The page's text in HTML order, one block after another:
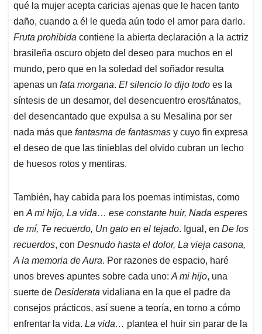
qué la mujer acepta caricias ajenas que le hacen tanto
daño, cuando a él le queda aún todo el amor para darlo.
Fruta prohibida contiene la abierta declaración a la actriz
brasileña oscuro objeto del deseo para muchos en el
mundo, pero que en la soledad del soñador resulta
apenas un fata morgana. El silencio lo dijo todo es la
síntesis de un desamor, del desencuentro eros/tánatos,
del desencantado que expulsa a su Mesalina por ser
nada más que fantasma de fantasmas y cuyo fin expresa
el deseo de que las tinieblas del olvido cubran un lecho
de huesos rotos y mentiras.
También, hay cabida para los poemas intimistas, como
en A mi hijo, La vida… ese constante huir, Nada esperes
de mí, Te recuerdo, Un gato en el tejado. Igual, en De los
recuerdos, con Desnudo hasta el dolor, La vieja casona,
A la memoria de Aura. Por razones de espacio, haré
unos breves apuntes sobre cada uno: A mi hijo, una
suerte de Desiderata vidaliana en la que el padre da
consejos prácticos, así suene a teoría, en torno a cómo
enfrentar la vida. La vida… plantea el huir sin parar de la